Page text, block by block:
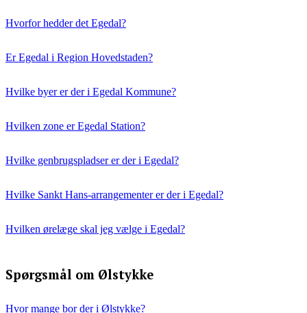
Hvorfor hedder det Egedal?
Er Egedal i Region Hovedstaden?
Hvilke byer er der i Egedal Kommune?
Hvilken zone er Egedal Station?
Hvilke genbrugspladser er der i Egedal?
Hvilke Sankt Hans-arrangementer er der i Egedal?
Hvilken ørelæge skal jeg vælge i Egedal?
Spørgsmål om Ølstykke
Hvor mange bor der i Ølstykke?